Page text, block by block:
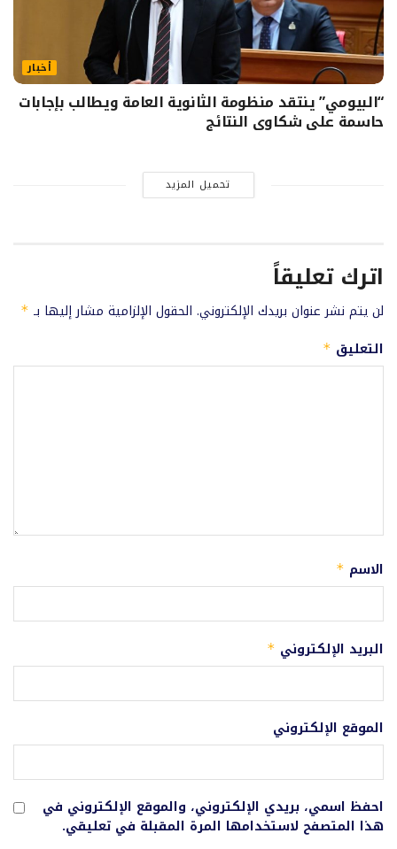
أخبار
“البيومي” ينتقد منظومة الثانوية العامة ويطالب بإجابات
حاسمة على شكاوى النتائج
تحميل المزيد
اترك تعليقاً
لن يتم نشر عنوان بريدك الإلكتروني. الحقول الإلزامية مشار إليها بـ *
التعليق *
الاسم *
البريد الإلكتروني *
الموقع الإلكتروني
احفظ اسمي، بريدي الإلكتروني، والموقع الإلكتروني في
هذا المتصفح لاستخدامها المرة المقبلة في تعليقي.